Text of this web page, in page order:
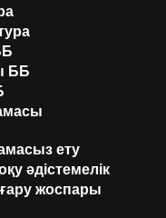
ББ
ету
әдістемелік
жоспары